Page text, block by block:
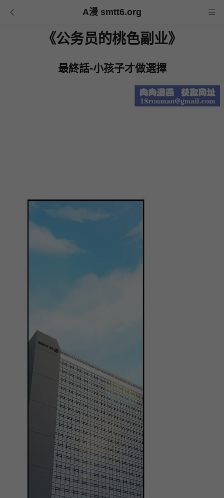
A漫 smtt6.org
《公务员的桃色副业》
最終話-小孩子才做選擇